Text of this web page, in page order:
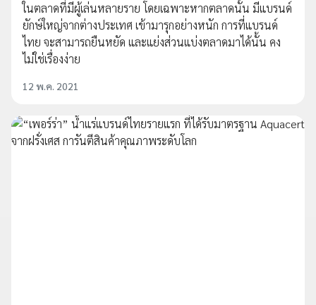
ในตลาดที่มีผู้เล่นหลายราย โดยเฉพาะหากตลาดนั้น มีแบรนด์
ยักษ์ใหญ่จากต่างประเทศ เข้ามารุกอย่างหนัก การที่แบรนด์
ไทย จะสามารถยืนหยัด และแย่งส่วนแบ่งตลาดมาได้นั้น คง
ไม่ใช่เรื่องง่าย
12 พ.ค. 2021